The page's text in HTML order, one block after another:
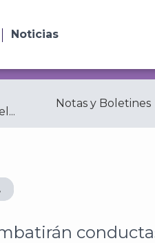
Noticias
Notas y Boletines
conductas